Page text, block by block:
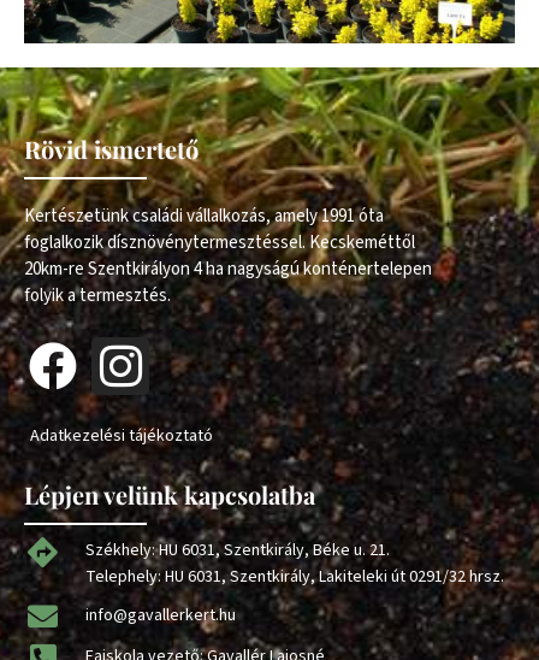
Rövid ismertető
Kertészetünk családi vállalkozás, amely 1991 óta
foglalkozik dísznövénytermesztéssel. Kecskeméttől
20km-re Szentkirályon 4 ha nagyságú konténertelepen
folyik a termesztés.
Adatkezelési tájékoztató
Lépjen velünk kapcsolatba
Székhely: HU 6031, Szentkirály, Béke u. 21.
Telephely: HU 6031, Szentkirály, Lakiteleki út 0291/32 hrsz.
info@gavallerkert.hu